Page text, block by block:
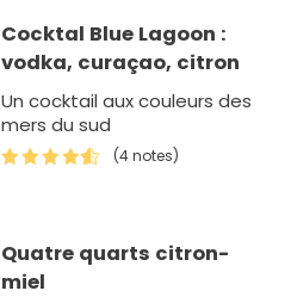
Cocktal Blue Lagoon :
vodka, curaçao, citron
Un cocktail aux couleurs des
mers du sud
(4 notes)
Quatre quarts citron-
miel